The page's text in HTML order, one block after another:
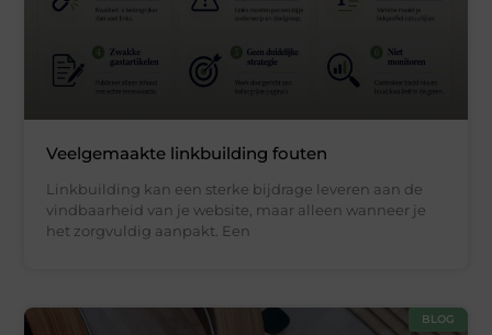
Veelgemaakte linkbuilding fouten
Linkbuilding kan een sterke bijdrage leveren aan de
vindbaarheid van je website, maar alleen wanneer je
het zorgvuldig aanpakt. Een
BLOG